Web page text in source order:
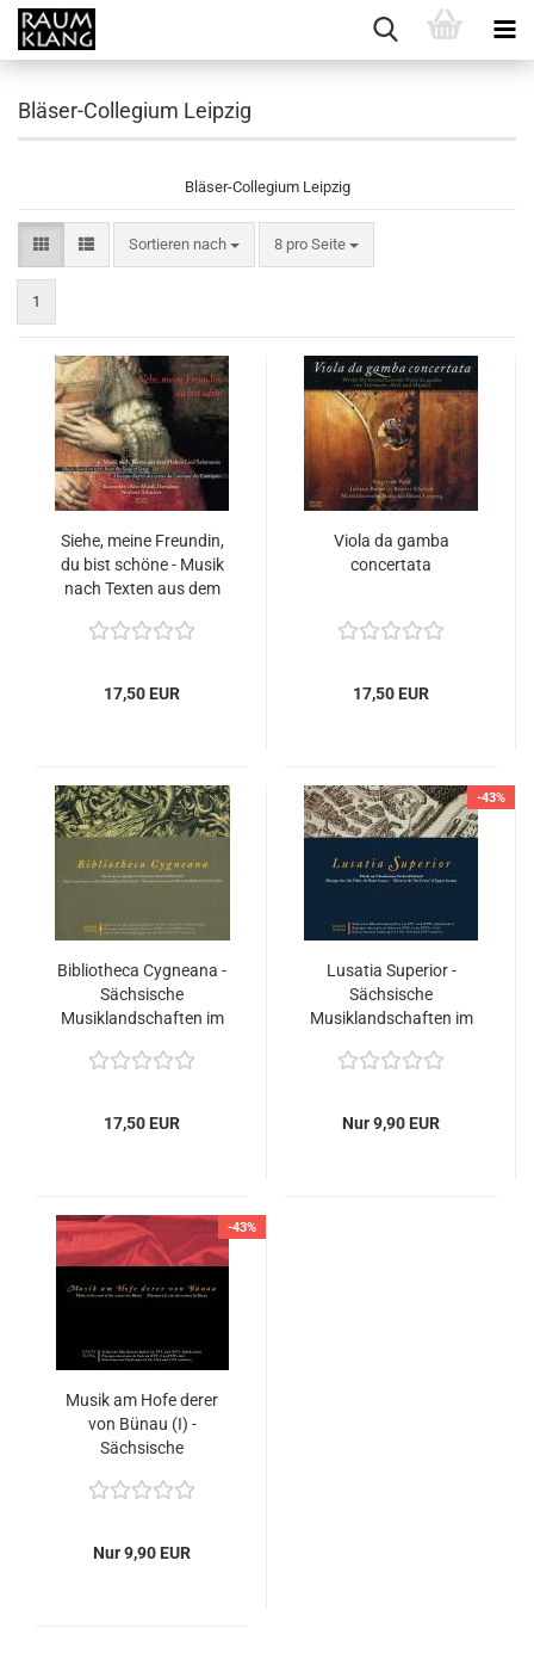
Bläser-Collegium Leipzig
Bläser-Collegium Leipzig
Sortieren nach
Sortieren nach 8 pro Seite
pro Seite
1
Siehe, meine Freundin,
du bist schöne - Musik
nach Texten aus dem
17,50 EUR
Viola da gamba
concertata
17,50 EUR
Bibliotheca Cygneana -
Sächsische
Musiklandschaften im
Jahrhundert (IV) -
Ratsschulbibliothek zu
Zwickau
17,50 EUR
-43%
Lusatia Superior -
Sächsische
Musiklandschaften im
Jahrhundert (II) - Musik
Sechsstädtebund
Nur 9,90 EUR
-43%
Musik am Hofe derer
von Bünau (I) -
Sächsische
16. und 17.
Nur 9,90 EUR